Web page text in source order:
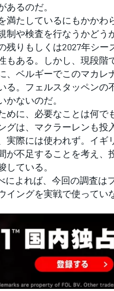
あるのだ。
たしているにもかかわ
制や検査を行なうかどう
りもしくは2027年シー
もある。しかし、現段階
ベルギーでこのマカレ
る。フェルスタッペンの
かないのだ。
めに、必要なことは何で
は、マクラーレンも投
実際には使われず。イギ
が不足することを考え、
ている。
よれば、今回の調査は
イングを実戦で使ってい